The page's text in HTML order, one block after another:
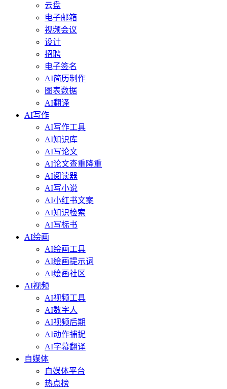
云盘
电子邮箱
视频会议
设计
招聘
电子签名
AI简历制作
图表数据
AI翻译
AI写作
AI写作工具
AI知识库
AI写论文
AI论文查重降重
AI阅读器
AI写小说
AI小红书文案
AI知识检索
AI写标书
AI绘画
AI绘画工具
AI绘画提示词
AI绘画社区
AI视频
AI视频工具
AI数字人
AI视频后期
AI动作捕捉
AI字幕翻译
自媒体
自媒体平台
热点榜